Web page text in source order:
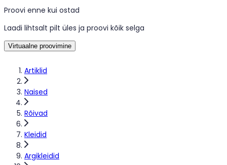
Artiklid
Naised
Rõivad
Kleidid
Argikleidid
Proovi enne kui ostad
Laadi lihtsalt pilt üles ja proovi kõik selga
Virtuaalne proovimine